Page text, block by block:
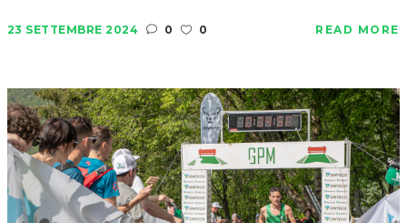
23 SETTEMBRE 2024 0 0 READ MORE